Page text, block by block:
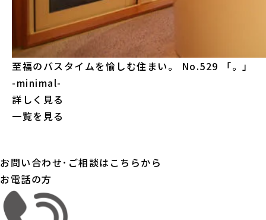
至福のバスタイムを愉しむ住まい。
No.529 「。」
-minimal-
詳しく見る
一覧を見る
お問い合わせ･ご相談はこちらから
お電話の方